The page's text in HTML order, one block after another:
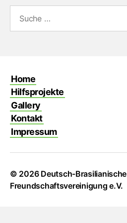
nach:
Home
Hilfsprojekte
Gallery
Kontakt
Impressum
© 2026 Deutsch-Brasilianische
Freundschaftsvereinigung e.V.